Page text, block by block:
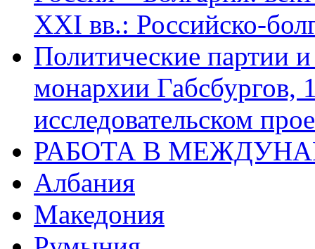
XXI вв.: Российско-
Политические партии
монархии Габсбургов,
исследовательском
РАБОТА В
Албания
Македония